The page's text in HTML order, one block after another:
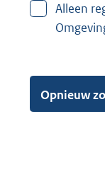
Alleen
Opnieuw